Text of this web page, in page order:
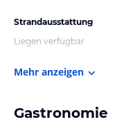
Strandausstattung
Liegen verfügbar
Mehr anzeigen
Gastronomie